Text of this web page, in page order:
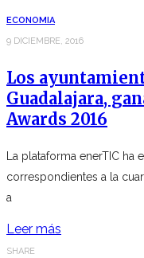
ECONOMIA
9 DICIEMBRE, 2016
Los
Guadalajara,
Awards 2016
La plataforma enerTIC ha
correspondientes a la
a
Leer más
SHARE